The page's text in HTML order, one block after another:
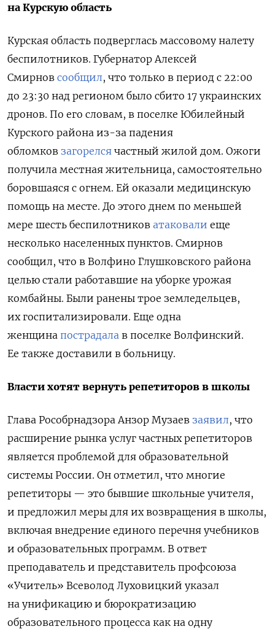
на Курскую область
Курская область подверглась массовому налету
беспилотников. Губернатор Алексей
Смирнов сообщил, что только в период с 22:00
до 23:30 над регионом было сбито 17 украинских
дронов. По его словам, в поселке Юбилейный
Курского района из-за падения
обломков загорелся частный жилой дом. Ожоги
получила местная жительница, самостоятельно
боровшаяся с огнем. Ей оказали медицинскую
помощь на месте. До этого днем по меньшей
мере шесть беспилотников атаковали еще
несколько населенных пунктов. Смирнов
сообщил, что в Волфино Глушковского района
целью стали работавшие на уборке урожая
комбайны. Были ранены трое земледельцев,
их госпитализировали. Еще одна
женщина пострадала в поселке Волфинский.
Ее также доставили в больницу.
Власти хотят вернуть репетиторов в школы
Глава Рособрнадзора Анзор Музаев заявил, что
расширение рынка услуг частных репетиторов
является проблемой для образовательной
системы России. Он отметил, что многие
репетиторы — это бывшие школьные учителя,
и предложил меры для их возвращения в школы,
включая внедрение единого перечня учебников
и образовательных программ. В ответ
преподаватель и представитель профсоюза
«Учитель» Всеволод Луховицкий указал
на унификацию и бюрократизацию
образовательного процесса как на одну